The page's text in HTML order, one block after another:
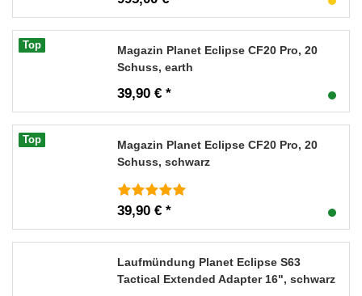
Top
Magazin Planet Eclipse CF20 Pro, 20
Schuss, earth
39,90 € *
Top
Magazin Planet Eclipse CF20 Pro, 20
Schuss, schwarz
39,90 € *
Laufmündung Planet Eclipse S63
Tactical Extended Adapter 16", schwarz